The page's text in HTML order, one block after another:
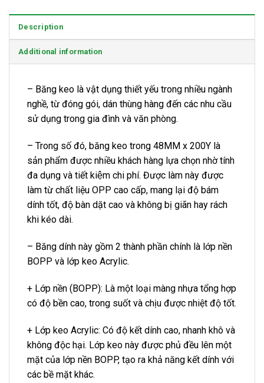
Description
Additional information
– Băng keo là vật dụng thiết yếu trong nhiều ngành
nghề, từ đóng gói, dán thùng hàng đến các nhu cầu
sử dụng trong gia đình và văn phòng.
– Trong số đó, băng keo trong 48MM x 200Y là
sản phẩm được nhiều khách hàng lựa chọn nhờ tính
đa dụng và tiết kiệm chi phí. Được làm này được
làm từ chất liệu OPP cao cấp, mang lại độ bám
dính tốt, độ bàn dặt cao và không bị giãn hay rách
khi kéo dài.
– Băng dính này gồm 2 thành phần chính là lớp nền
BOPP và lớp keo Acrylic.
+ Lớp nền (BOPP): Là một loại màng nhựa tổng hợp
có độ bền cao, trong suốt và chịu được nhiệt độ tốt.
+ Lớp keo Acrylic: Có độ kết dính cao, nhanh khô và
không độc hại. Lớp keo này được phủ đều lên một
mặt của lớp nền BOPP, tạo ra khả năng kết dính với
các bề mặt khác.